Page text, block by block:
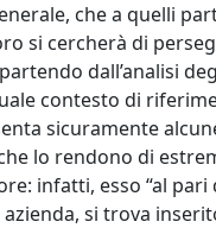
che a quelli
si cercherà di
dall’analisi
contesto di
sicuramente
lo rendono di
infatti, esso “al pari
si trova